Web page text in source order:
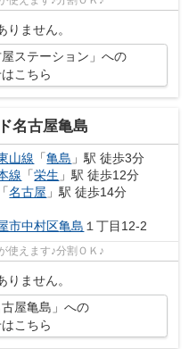
りません。
屋ステーション」への
こちら
名古屋亀島
山線 「亀島 」駅 徒歩3分
線 「栄生 」駅 徒歩12分
「名古屋 」駅 徒歩14分
市中村区亀島 １丁目12-2
使えます♪分割ＯＫ♪
りません。
古屋亀島」への
こちら